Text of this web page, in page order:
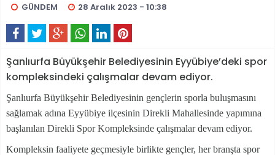
GÜNDEM 28 Aralık 2023 - 10:38
Şanlıurfa Büyükşehir Belediyesinin Eyyübiye’deki spor
kompleksindeki çalışmalar devam ediyor.
Şanlıurfa Büyükşehir Belediyesinin gençlerin sporla buluşmasını
sağlamak adına Eyyübiye ilçesinin Direkli Mahallesinde yapımına
başlanılan Direkli Spor Kompleksinde çalışmalar devam ediyor.
Kompleksin faaliyete geçmesiyle birlikte gençler, her branşta spor